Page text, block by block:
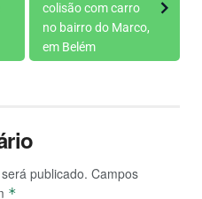
colisão com carro
no bairro do Marco,
em Belém
publicado. Campos
*